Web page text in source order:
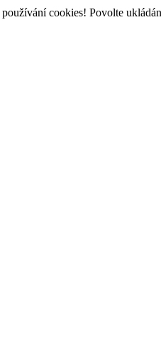
cookies! Povolte